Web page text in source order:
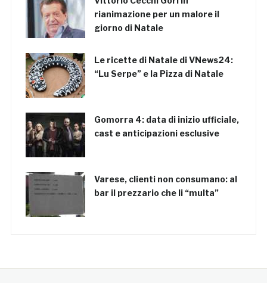
rianimazione per un malore il
giorno di Natale
Le ricette di Natale di VNews24:
“Lu Serpe” e la Pizza di Natale
Gomorra 4: data di inizio ufficiale,
cast e anticipazioni esclusive
Varese, clienti non consumano: al
bar il prezzario che li “multa”